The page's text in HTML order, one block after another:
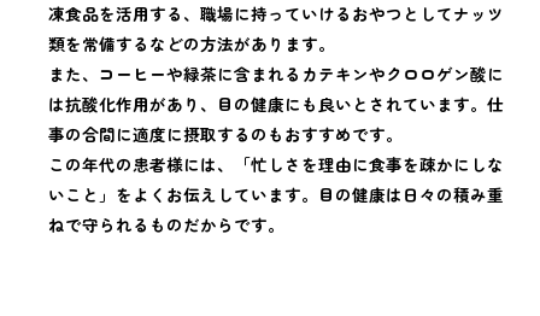
凍食品を活用する、職場に持っていけるおやつとしてナッツ
類を常備するなどの方法があります。
また、コーヒーや緑茶に含まれるカテキンやクロロゲン酸に
は抗酸化作用があり、目の健康にも良いとされています。仕
事の合間に適度に摂取するのもおすすめです。
この年代の患者様には、「忙しさを理由に食事を疎かにしな
いこと」をよくお伝えしています。目の健康は日々の積み重
ねで守られるものだからです。